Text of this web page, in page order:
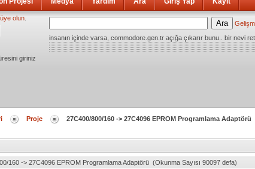
üye olun
giriniz
insanın içinde varsa, commodore.gen.tr açığa çıkarır bunu.. bir nevi
Proje
27C400/800/160 -> 27C4096 EPROM Programlama Adaptörü
160 -> 27C4096 EPROM Programlama Adaptörü (Okunma Sayısı 90097 defa)